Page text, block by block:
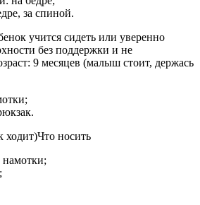
за спиной.
учится сидеть или уверенно
без поддержки и не
9 месяцев (малыш стоит, держась
ходит)Что носить